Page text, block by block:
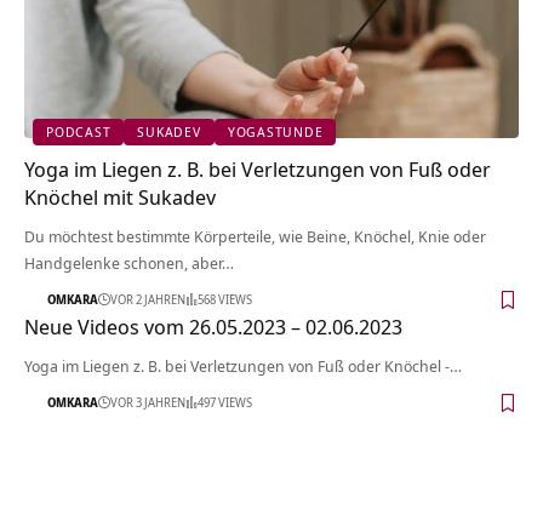
PODCAST SUKADEV YOGASTUNDE
Yoga im Liegen z. B. bei Verletzungen von Fuß oder
Knöchel mit Sukadev
Du möchtest bestimmte Körperteile, wie Beine, Knöchel, Knie oder
Handgelenke schonen, aber…
OMKARA VOR 2 JAHREN 568 VIEWS
Neue Videos vom 26.05.2023 – 02.06.2023
Yoga im Liegen z. B. bei Verletzungen von Fuß oder Knöchel -…
OMKARA VOR 3 JAHREN 497 VIEWS